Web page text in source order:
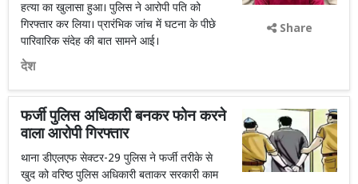
हत्या का खुलासा हुआ। पुलिस ने आरोपी पति को
गिरफ्तार कर लिया। प्रारंभिक जांच में घटना के पीछे
पारिवारिक संदेह की बात सामने आई।
देश
Share
फर्जी पुलिस अधिकारी बनकर फोन करने
वाला आरोपी गिरफ्तार
थाना डीएलएफ सेक्टर-29 पुलिस ने फर्जी तरीके से
खुद को वरिष्ठ पुलिस अधिकारी बताकर सरकारी काम